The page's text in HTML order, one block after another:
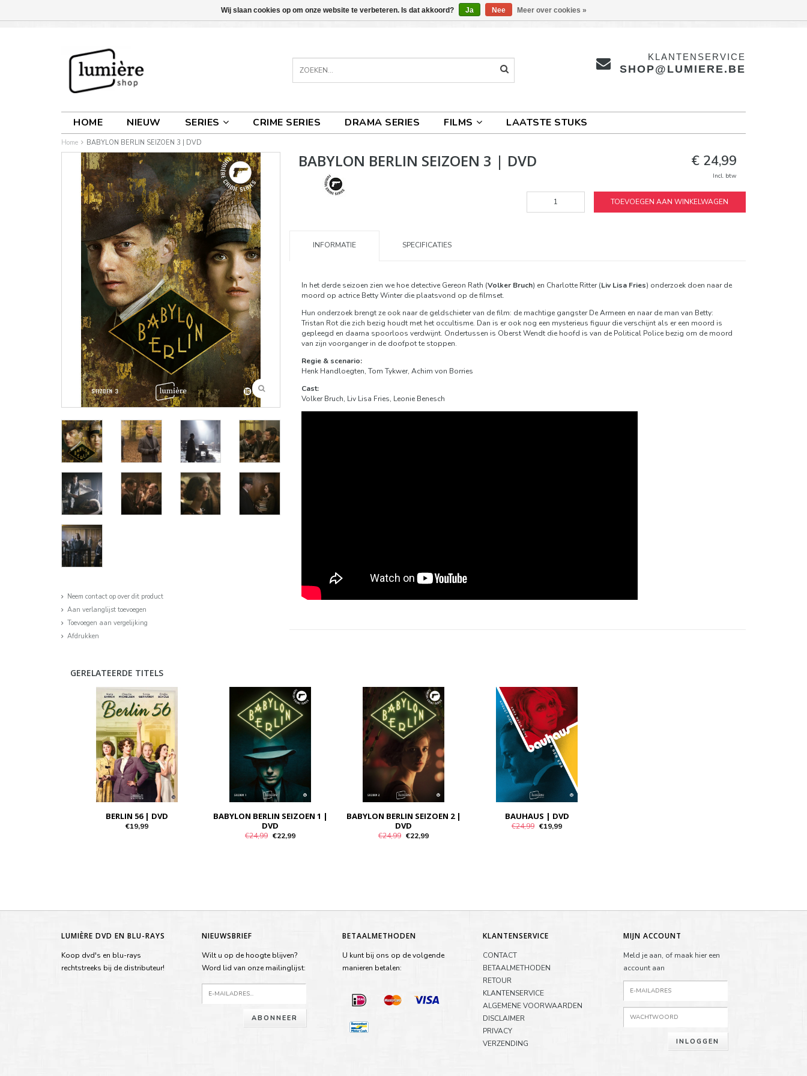
KLANTENSERVICE
SHOP@LUMIERE.BE
HOME NIEUW SERIES CRIME SERIES DRAMA SERIES FILMS LAATSTE STUKS
Home BABYLON BERLIN SEIZOEN 3 | DVD
Neem contact op over dit product
Aan verlanglijst toevoegen
Toevoegen aan vergelijking
Afdrukken
BABYLON BERLIN SEIZOEN 3 | DVD € 24,99
Incl. btw
TOEVOEGEN AAN WINKELWAGEN
INFORMATIE SPECIFICATIES
In het derde seizoen zien we hoe detective Gereon Rath (Volker Bruch) en Charlotte Ritter (Liv Lisa Fries) onderzoek doen naar de
moord op actrice Betty Winter die plaatsvond op de filmset.
Hun onderzoek brengt ze ook naar de geldschieter van de film: de machtige gangster De Armeen en naar de man van Betty:
Tristan Rot die zich bezig houdt met het occultisme. Dan is er ook nog een mysterieus figuur die verschijnt als er een moord is
gepleegd en daarna spoorloos verdwijnt. Ondertussen is Oberst Wendt die hoofd is van de Political Police bezig om de moord
van zijn voorganger in de doofpot te stoppen.
Regie & scenario:
Henk Handloegten, Tom Tykwer, Achim von Borries
Cast:
Volker Bruch, Liv Lisa Fries, Leonie Benesch
GERELATEERDE TITELS
BERLIN 56 | DVD
€19,99
BABYLON BERLIN SEIZOEN 1 |
DVD
€24,99 €22,99
BABYLON BERLIN SEIZOEN 2 |
DVD
€24,99 €22,99
BAUHAUS | DVD
€24,99 €19,99
LUMIÈRE DVD EN BLU-RAYS
Koop dvd's en blu-rays
rechtstreeks bij de distributeur!
NIEUWSBRIEF
Wilt u op de hoogte blijven?
Word lid van onze mailinglijst:
ABONNEER
BETAALMETHODEN
U kunt bij ons op de volgende
manieren betalen:
KLANTENSERVICE
CONTACT
BETAALMETHODEN
RETOUR
KLANTENSERVICE
ALGEMENE VOORWAARDEN
DISCLAIMER
PRIVACY
VERZENDING
MIJN ACCOUNT
Meld je aan, of maak hier een
account aan
INLOGGEN
Wij slaan cookies op om onze website te verbeteren. Is dat akkoord? Ja Nee Meer over cookies »